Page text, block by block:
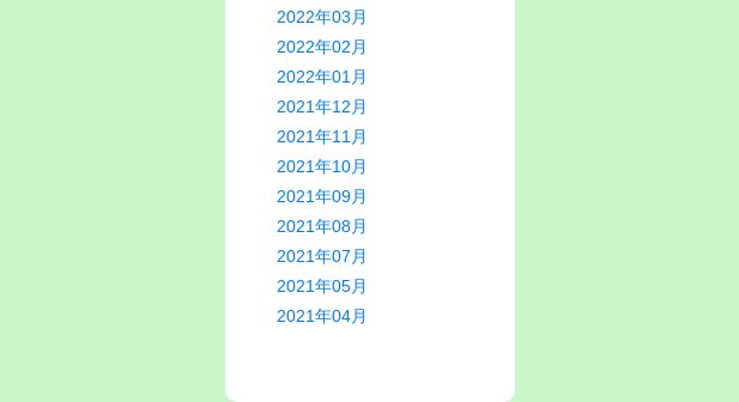
2022年03月
2022年02月
2022年01月
2021年12月
2021年11月
2021年10月
2021年09月
2021年08月
2021年07月
2021年05月
2021年04月